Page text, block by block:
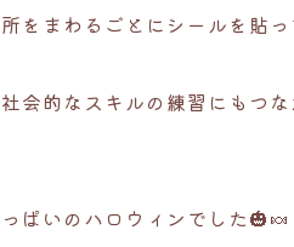
をまわるごとにシールを貼
会的なスキルの練習にもつな
ぱいのハロウィンでした🎃🍬